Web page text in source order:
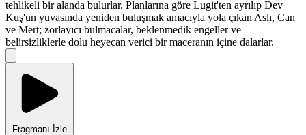
tehlikeli bir alanda bulurlar. Planlarına göre Lugit'ten ayrılıp Dev
Kuş'un yuvasında yeniden buluşmak amacıyla yola çıkan Aslı, Can
ve Mert; zorlayıcı bulmacalar, beklenmedik engeller ve
belirsizliklerle dolu heyecan verici bir maceranın içine dalarlar.
Fragmanı İzle